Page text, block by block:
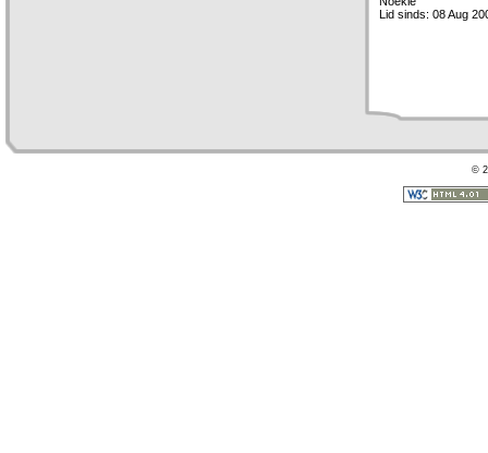
Lid sinds: 08 Aug
©